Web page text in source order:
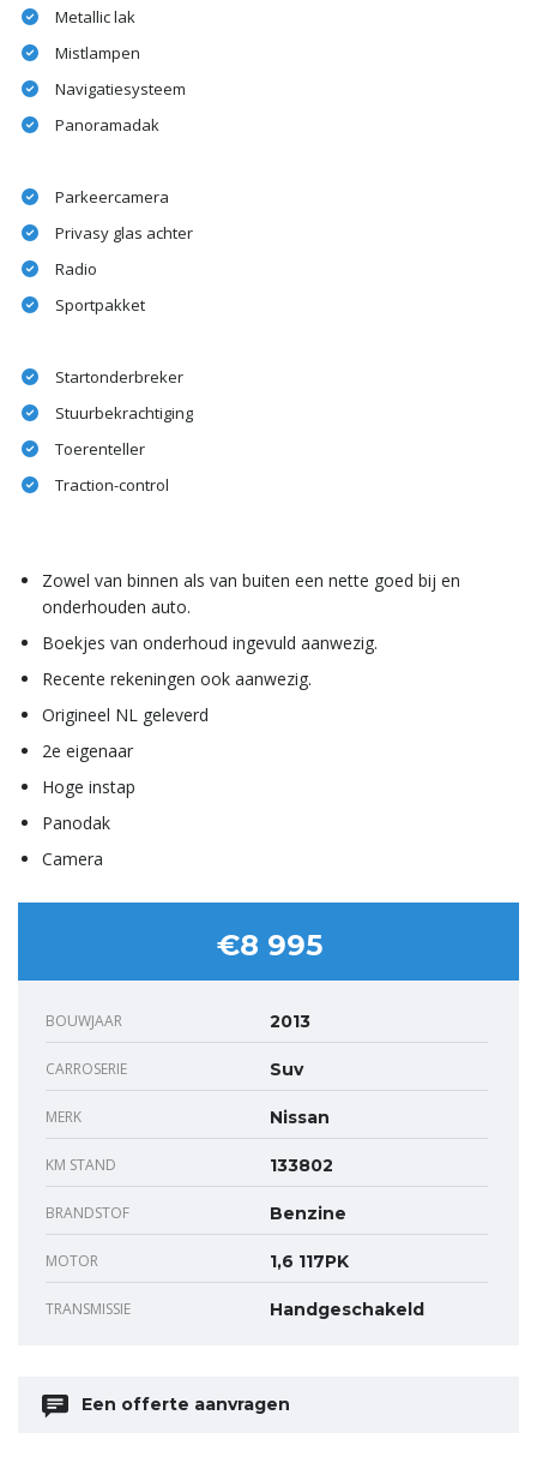
Metallic lak
Mistlampen
Navigatiesysteem
Panoramadak
Parkeercamera
Privasy glas achter
Radio
Sportpakket
Startonderbreker
Stuurbekrachtiging
Toerenteller
Traction-control
Zowel van binnen als van buiten een nette goed bij en
onderhouden auto.
Boekjes van onderhoud ingevuld aanwezig.
Recente rekeningen ook aanwezig.
Origineel NL geleverd
2e eigenaar
Hoge instap
Panodak
Camera
€8 995
BOUWJAAR 2013
CARROSERIE Suv
MERK Nissan
KM STAND 133802
BRANDSTOF Benzine
MOTOR 1,6 117PK
TRANSMISSIE Handgeschakeld
Een offerte aanvragen